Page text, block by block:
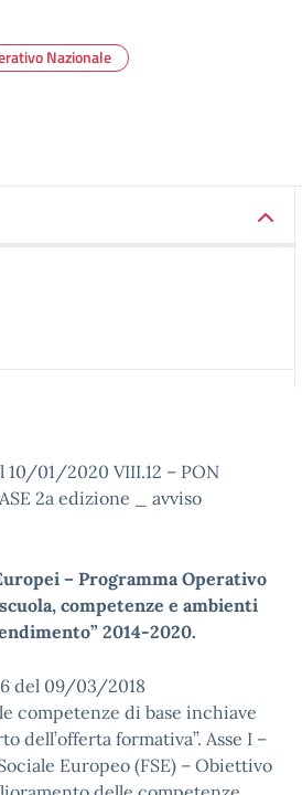
Nazionale
10/01/2020 VIII.12 – PON
2a edizione _ avviso
– Programma Operativo
competenze e ambienti
2014-2020.
del 09/03/2018
competenze di base inchiave
dell’offerta formativa”. Asse I –
Europeo (FSE) – Obiettivo